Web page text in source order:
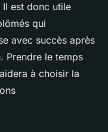
Il est donc utile
qui
avec succès après
Prendre le temps
à choisir la